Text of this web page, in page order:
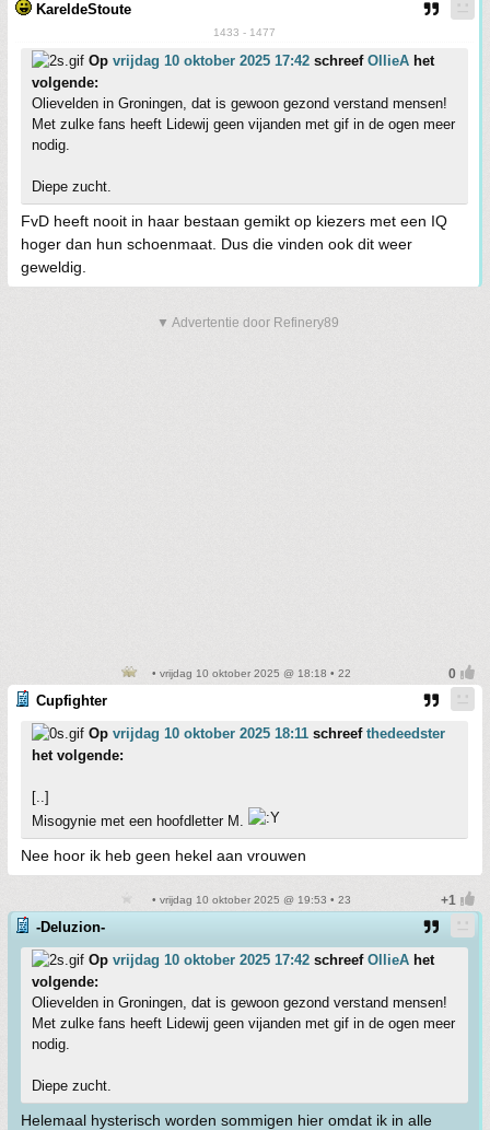
KareldeStoute
1433 - 1477
Op vrijdag 10 oktober 2025 17:42 schreef OllieA het
volgende:
Olievelden in Groningen, dat is gewoon gezond verstand mensen!
Met zulke fans heeft Lidewij geen vijanden met gif in de ogen meer
nodig.
Diepe zucht.
FvD heeft nooit in haar bestaan gemikt op kiezers met een IQ
hoger dan hun schoenmaat. Dus die vinden ook dit weer
geweldig.
▼ Advertentie door Refinery89
• vrijdag 10 oktober 2025 @ 18:18 • 22
Cupfighter
Op vrijdag 10 oktober 2025 18:11 schreef thedeedster
het volgende:
[..]
Misogynie met een hoofdletter M.
Nee hoor ik heb geen hekel aan vrouwen
• vrijdag 10 oktober 2025 @ 19:53 • 23
-Deluzion-
Op vrijdag 10 oktober 2025 17:42 schreef OllieA het
volgende:
Olievelden in Groningen, dat is gewoon gezond verstand mensen!
Met zulke fans heeft Lidewij geen vijanden met gif in de ogen meer
nodig.
Diepe zucht.
Helemaal hysterisch worden sommigen hier omdat ik in alle